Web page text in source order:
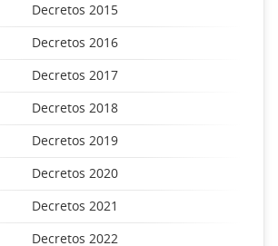
Decretos 2015
Decretos 2016
Decretos 2017
Decretos 2018
Decretos 2019
Decretos 2020
Decretos 2021
Decretos 2022